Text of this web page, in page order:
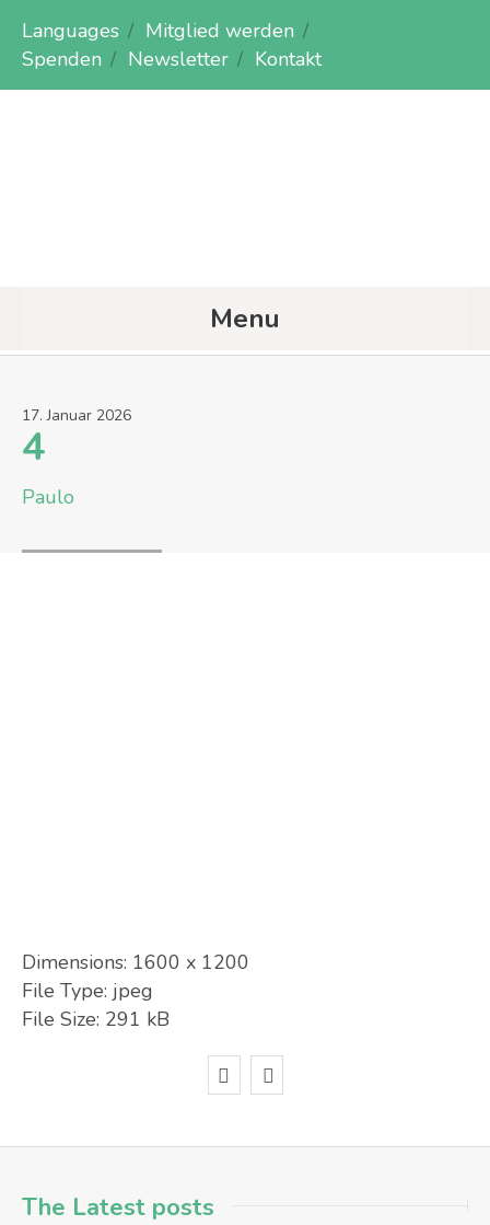
Languages
Mitglied werden
Spenden
Newsletter Kontakt
Menu
17. Januar 2026
4
Paulo
Dimensions: 1600 x 1200
File Type: jpeg
File Size: 291 kB
The Latest posts